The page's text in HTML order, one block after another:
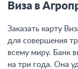
Виза в
Заказать карту
для совершения
всему миру. Банк
на три года. Она